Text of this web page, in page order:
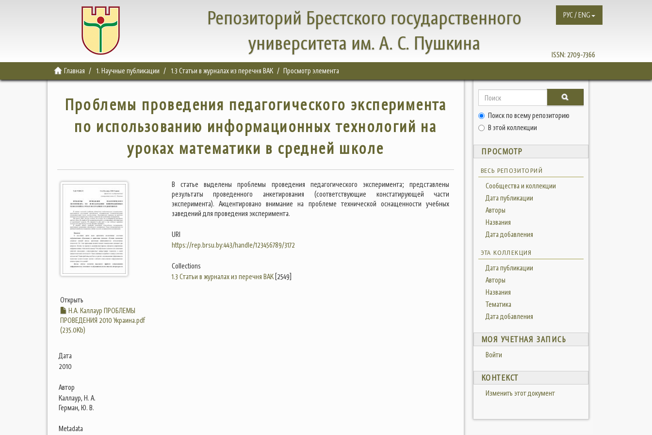
Репозиторий Брестского государственного
университета им. А. С. Пушкина
ISSN: 2709-7366
РУС / ENG
Главная 1. Научные публикации 1.3 Статьи в журналах из перечня ВАК Просмотр элемента
Проблемы проведения педагогического эксперимента
по использованию информационных технологий на
уроках математики в средней школе
Открыть
Н.А. Каллаур ПРОБЛЕМЫ
ПРОВЕДЕНИЯ 2010 Украина.pdf
(235.0Kb)
Дата
2010
Автор
Каллаур, Н. А.
Герман, Ю. В.
Metadata
В статье выделены проблемы проведения педагогического эксперимента; представлены
результаты проведенного анкетирования (соответствующие констатирующей части
эксперимента). Акцентировано внимание на проблеме технической оснащенности учебных
заведений для проведения эксперимента.
URI
https://rep.brsu.by:443/handle/123456789/3172
Collections
1.3 Статьи в журналах из перечня ВАК[2549]
Поиск по всему репозиторию
В этой коллекции
ПРОСМОТР
ВЕСЬ РЕПОЗИТОРИЙ
Сообщества и коллекции
Дата публикации
Авторы
Названия
Дата добавления
ЭТА КОЛЛЕКЦИЯ
Дата публикации
Авторы
Названия
Тематика
Дата добавления
МОЯ УЧЕТНАЯ ЗАПИСЬ
Войти
КОНТЕКСТ
Изменить этот документ